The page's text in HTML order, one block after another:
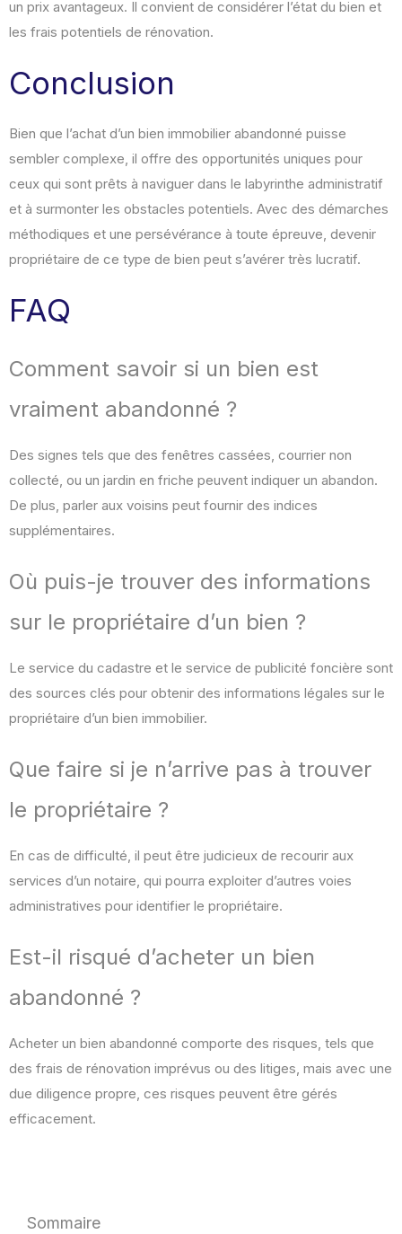
un prix avantageux. Il convient de considérer l’état du bien et
les frais potentiels de rénovation.
Conclusion
Bien que l’achat d’un bien immobilier abandonné puisse
sembler complexe, il offre des opportunités uniques pour
ceux qui sont prêts à naviguer dans le labyrinthe administratif
et à surmonter les obstacles potentiels. Avec des démarches
méthodiques et une persévérance à toute épreuve, devenir
propriétaire de ce type de bien peut s’avérer très lucratif.
FAQ
Comment savoir si un bien est
vraiment abandonné ?
Des signes tels que des fenêtres cassées, courrier non
collecté, ou un jardin en friche peuvent indiquer un abandon.
De plus, parler aux voisins peut fournir des indices
supplémentaires.
Où puis-je trouver des informations
sur le propriétaire d’un bien ?
Le service du cadastre et le service de publicité foncière sont
des sources clés pour obtenir des informations légales sur le
propriétaire d’un bien immobilier.
Que faire si je n’arrive pas à trouver
le propriétaire ?
En cas de difficulté, il peut être judicieux de recourir aux
services d’un notaire, qui pourra exploiter d’autres voies
administratives pour identifier le propriétaire.
Est-il risqué d’acheter un bien
abandonné ?
Acheter un bien abandonné comporte des risques, tels que
des frais de rénovation imprévus ou des litiges, mais avec une
due diligence propre, ces risques peuvent être gérés
efficacement.
Sommaire